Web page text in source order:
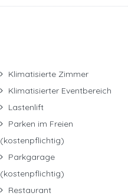
Klimatisierte Zimmer
Klimatisierter Eventbereich
Lastenlift
Parken im Freien
(kostenpflichtig)
Parkgarage
(kostenpflichtig)
Restaurant